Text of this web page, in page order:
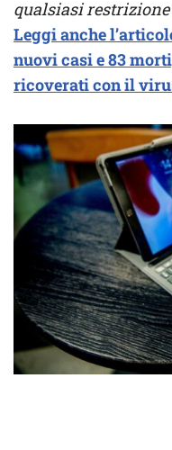
qualsiasi
Leggi anche
nuovi casi e 83
ricoverati con il